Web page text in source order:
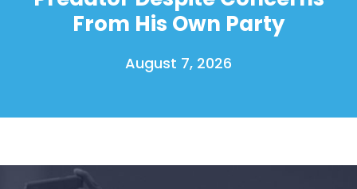
Shop
From His Own Party
August 7, 2026